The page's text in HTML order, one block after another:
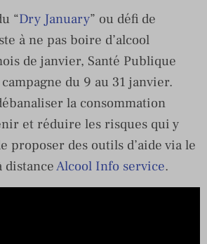
“Dry January” ou défi de
à ne pas boire d’alcool
de janvier, Santé Publique
du 9 au 31 janvier.
la consommation
et réduire les risques qui y
proposer des outils d’aide via le
distanceAlcool Info service.